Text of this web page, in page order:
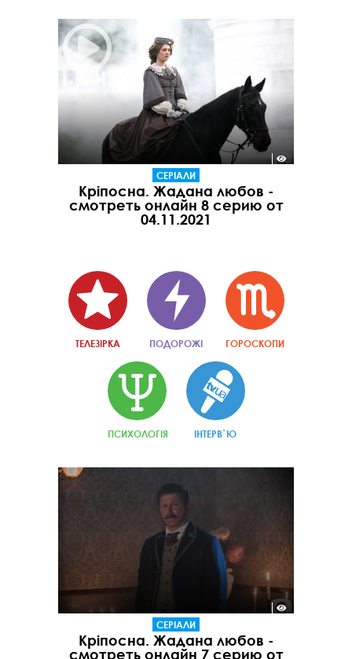
СЕРІАЛИ
Кріпосна. Жадана любов -
смотреть онлайн 8 серию от
04.11.2021
ТЕЛЕЗІРКА ПОДОРОЖІ ГОРОСКОПИ
ПСИХОЛОГІЯ ІНТЕРВ`Ю
СЕРІАЛИ
Кріпосна. Жадана любов -
смотреть онлайн 7 серию от